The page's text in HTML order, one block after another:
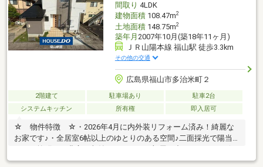
間取り 4LDK
建物面積108.47m2
土地面積148.75m2
築年月 2007年10月(築18年11ヶ月)
ＪＲ山陽本線 福山駅 徒歩3.3km
その他の交通
広島県福山市多治米町２
2階建て 駐車場あり
駐車2台
システムキッチン
所有権 即入居可
☆ 物件特徴 ☆・2026年4月に内外装リフォーム済み！綺麗な
お家です♪・全居室6帖以上のゆとりのある空間♪二面採光で陽当
つことができます♪・子育て世帯にもおすすめの住環境です☆